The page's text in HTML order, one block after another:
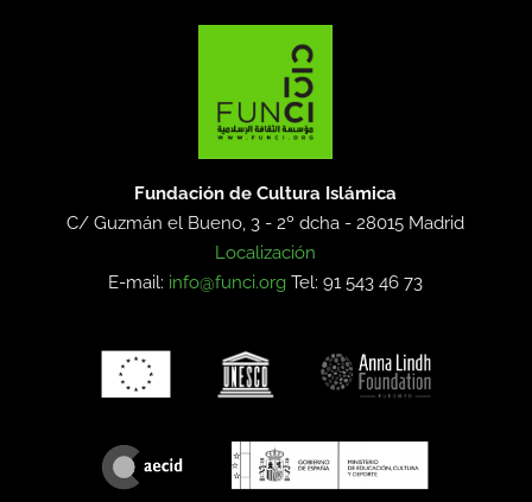
Fundación de Cultura Islámica
C/ Guzmán el Bueno, 3 - 2º dcha -28015 Madrid
Localización
E-mail: info@funci.org Tel: 91 543 46 73